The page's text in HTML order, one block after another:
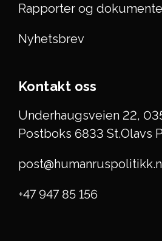
Rapporter og
Nyhetsbrev
Kontakt oss
Underhaugsveien 22,
Postboks 6833 St.Olavs
+47 947 85 156